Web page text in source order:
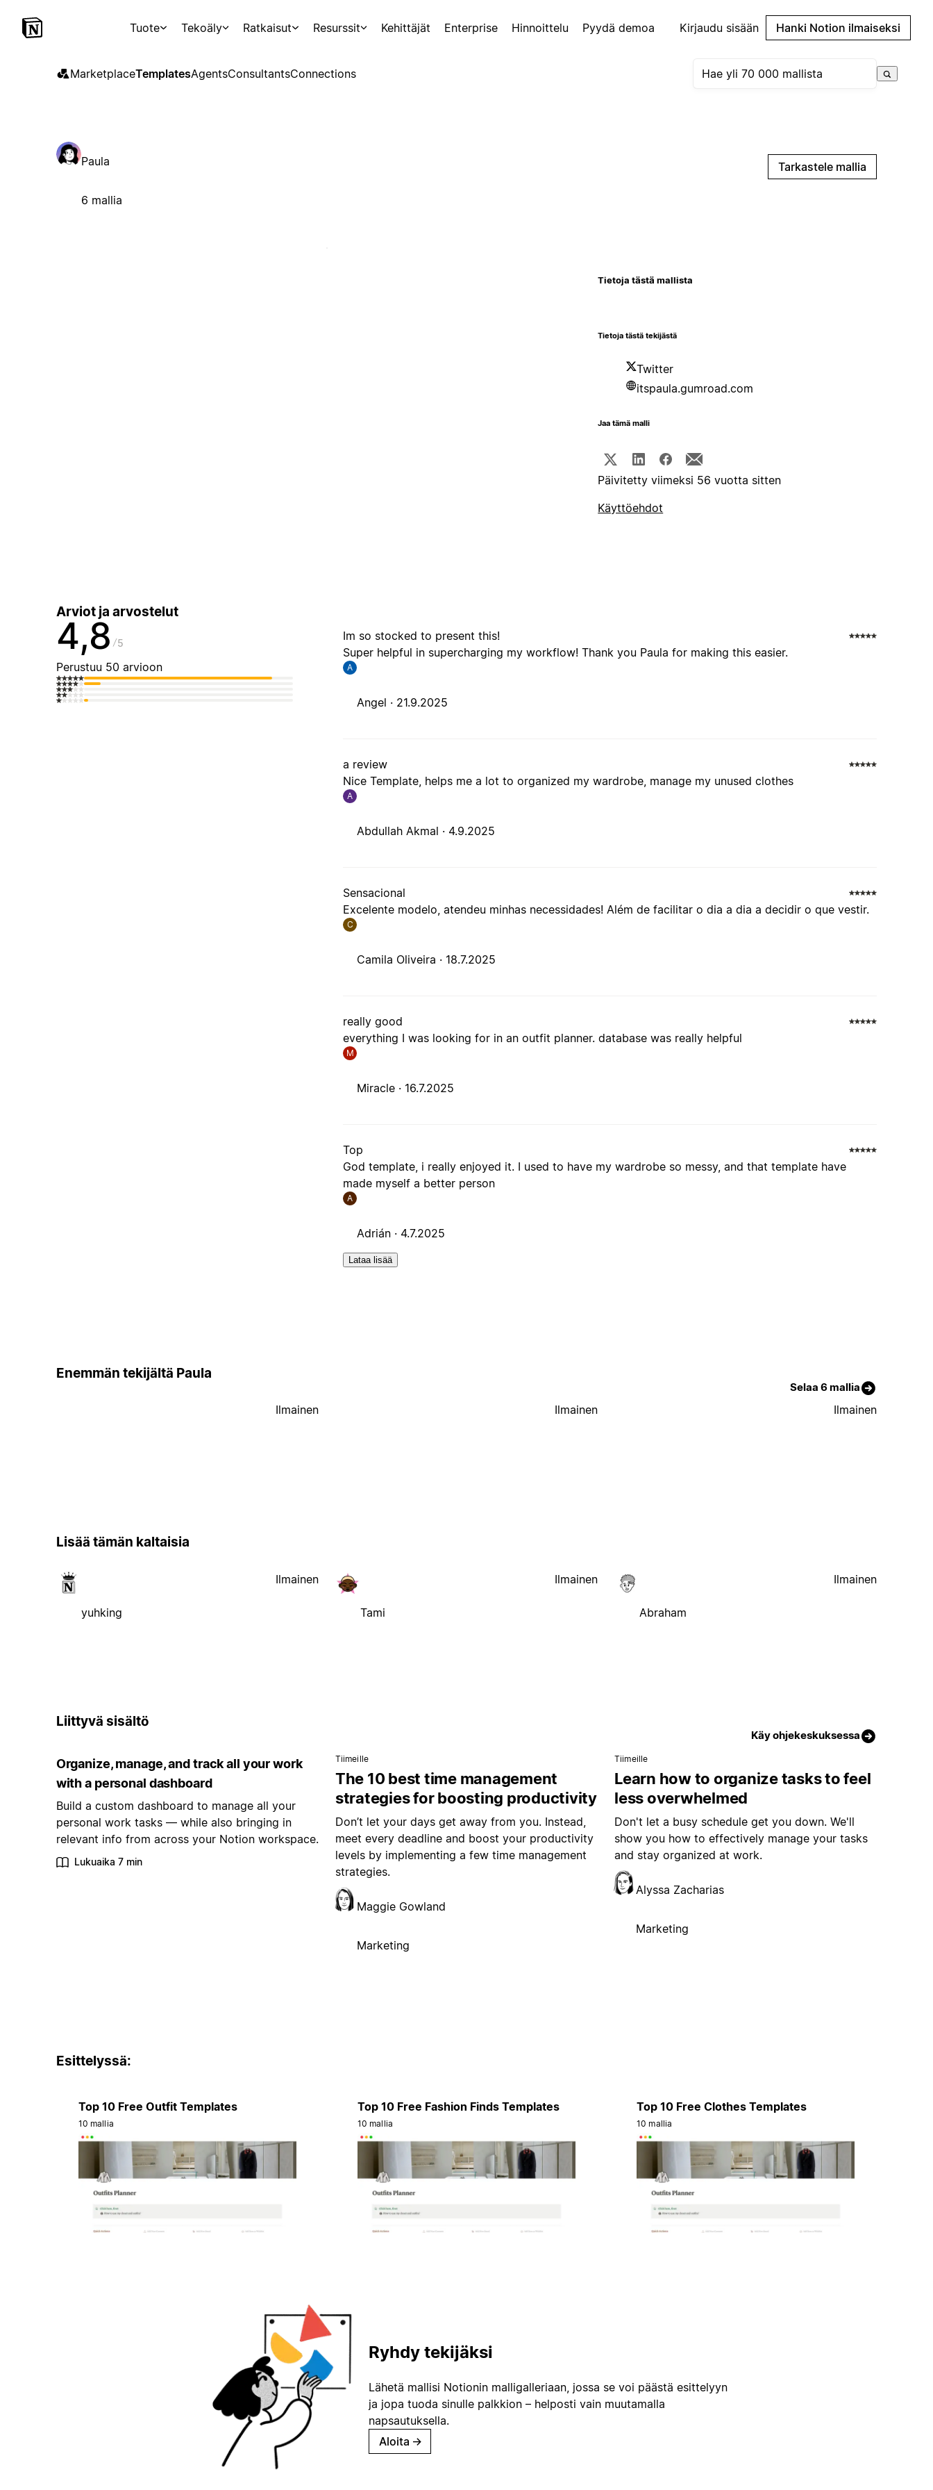
Tuote Tekoäly Ratkaisut Resurssit Kehittäjät Enterprise Hinnoittelu Pyydä demoa Kirjaudu sisään Hanki Notion ilmaiseksi
MarketplaceTemplatesAgentsConsultantsConnections
Paula
6 mallia
Tarkastele mallia
Tietoja tästä mallista
Tietoja tästä tekijästä
Twitter
itspaula.gumroad.com
Jaa tämä malli
Päivitetty viimeksi 56 vuotta sitten
Käyttöehdot
Arviot ja arvostelut
4,8 5
Perustuu 50 arvioon
Im so stocked to present this!
Super helpful in supercharging my workflow! Thank you Paula for making this easier.
A
Angel · 21.9.2025
a review
Nice Template, helps me a lot to organized my wardrobe, manage my unused clothes
A
Abdullah Akmal · 4.9.2025
Sensacional
Excelente modelo, atendeu minhas necessidades! Além de facilitar o dia a dia a decidir o que vestir.
C
Camila Oliveira · 18.7.2025
really good
everything I was looking for in an outfit planner. database was really helpful
M
Miracle · 16.7.2025
Top
God template, i really enjoyed it. I used to have my wardrobe so messy, and that template have
made myself a better person
A
Adrián · 4.7.2025
Lataa lisää
Enemmän tekijältä Paula
Selaa 6 mallia
Ilmainen Ilmainen Ilmainen
Lisää tämän kaltaisia
yuhking
Ilmainen
Tami
Ilmainen
Abraham
Ilmainen
Liittyvä sisältö
Käy ohjekeskuksessa
Organize, manage, and track all your work
with a personal dashboard
Build a custom dashboard to manage all your
personal work tasks — while also bringing in
relevant info from across your Notion workspace.
Lukuaika 7 min
Tiimeille
The 10 best time management
strategies for boosting productivity
Don’t let your days get away from you. Instead,
meet every deadline and boost your productivity
levels by implementing a few time management
strategies.
Maggie Gowland
Marketing
Tiimeille
Learn how to organize tasks to feel
less overwhelmed
Don't let a busy schedule get you down. We'll
show you how to effectively manage your tasks
and stay organized at work.
Alyssa Zacharias
Marketing
Esittelyssä:
Top 10 Free Outfit Templates
10 mallia
Top 10 Free Fashion Finds Templates
10 mallia
Top 10 Free Clothes Templates
10 mallia
Ryhdy tekijäksi
Lähetä mallisi Notionin malligalleriaan, jossa se voi päästä esittelyyn
ja jopa tuoda sinulle palkkion – helposti vain muutamalla
napsautuksella.
Aloita →